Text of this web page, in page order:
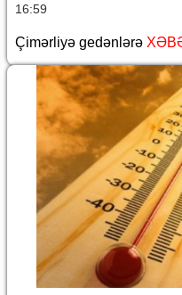
16:59
Çimərliyə gedənlərə